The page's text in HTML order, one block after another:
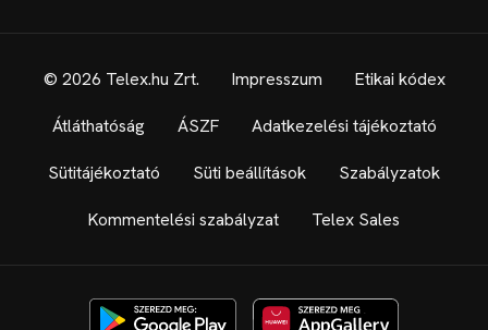
© 2026 Telex.hu Zrt. Impresszum Etikai kódex
Átláthatóság ÁSZF Adatkezelési tájékoztató
Sütitájékoztató Süti beállítások Szabályzatok
Kommentelési szabályzat Telex Sales